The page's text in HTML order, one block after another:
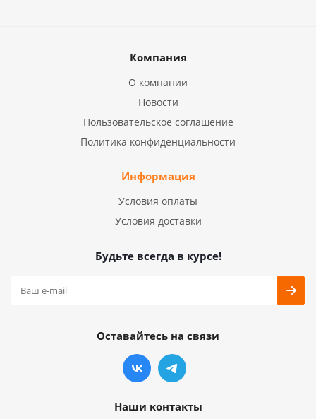
Компания
О компании
Новости
Пользовательское соглашение
Политика конфиденциальности
Информация
Условия оплаты
Условия доставки
Будьте всегда в курсе!
Оставайтесь на связи
Наши контакты